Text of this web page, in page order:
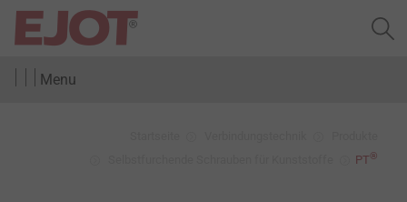
Menu
PT®